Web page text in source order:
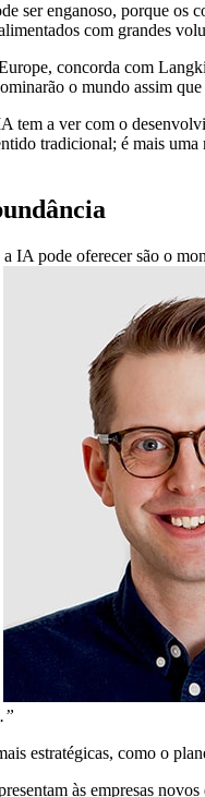
ser enganoso, porque os
com grandes
concorda com
o mundo assim
tem a ver com o
tradicional; é mais
IA pode oferecer são o
estratégicas, como o
às empresas